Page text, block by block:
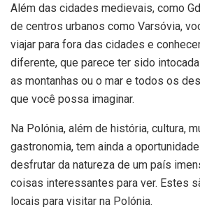
Além das cidades medievais, como
de centros urbanos como Varsóvia,
viajar para fora das cidades e
diferente, que parece ter sido
as montanhas ou o mar e todos os
que você possa imaginar.
Na Polónia, além de história, cultura,
gastronomia, tem ainda a
desfrutar da natureza de um país
coisas interessantes para ver. Estes
locais para visitar na Polónia.